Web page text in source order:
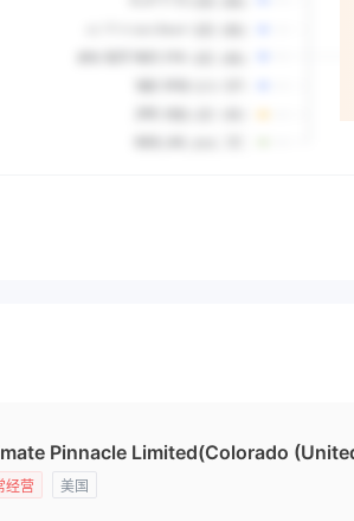
Pinnacle Limited(Colorado
经营 美国